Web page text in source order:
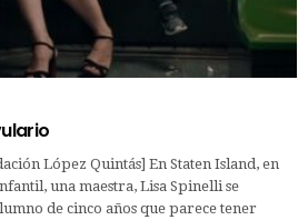
López Quintás] En Staten Island, en
una maestra, Lisa Spinelli se
de cinco años que parece tener